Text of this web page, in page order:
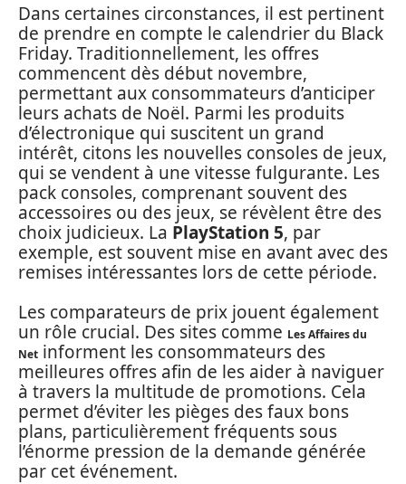
Dans certaines circonstances, il est pertinent
de prendre en compte le calendrier du Black
Friday. Traditionnellement, les offres
commencent dès début novembre,
permettant aux consommateurs d’anticiper
leurs achats de Noël. Parmi les produits
d’électronique qui suscitent un grand
intérêt, citons les nouvelles consoles de jeux,
qui se vendent à une vitesse fulgurante. Les
pack consoles, comprenant souvent des
accessoires ou des jeux, se révèlent être des
choix judicieux. La PlayStation 5, par
exemple, est souvent mise en avant avec des
remises intéressantes lors de cette période.
Les comparateurs de prix jouent également
un rôle crucial. Des sites comme Les Affaires du
Net informent les consommateurs des
meilleures offres afin de les aider à naviguer
à travers la multitude de promotions. Cela
permet d’éviter les pièges des faux bons
plans, particulièrement fréquents sous
l’énorme pression de la demande générée
par cet événement.